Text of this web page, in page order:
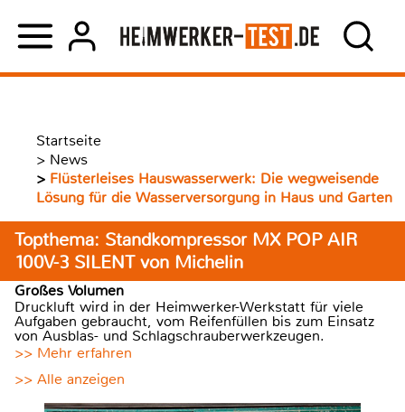
Startseite
> News
> Flüsterleises Hauswasserwerk: Die wegweisende
Lösung für die Wasserversorgung in Haus und Garten
Topthema: Standkompressor MX POP AIR
100V-3 SILENT von Michelin
Großes Volumen
Druckluft wird in der Heimwerker-Werkstatt für viele
Aufgaben gebraucht, vom Reifenfüllen bis zum Einsatz
von Ausblas- und Schlagschrauberwerkzeugen.
>> Mehr erfahren
>> Alle anzeigen